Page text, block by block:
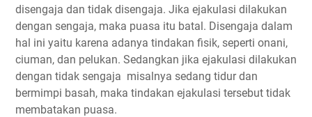
disengaja dan tidak disengaja. Jika ejakulasi dilakukan
dengan sengaja, maka puasa itu batal. Disengaja dalam
hal ini yaitu karena adanya tindakan fisik, seperti onani,
ciuman, dan pelukan. Sedangkan jika ejakulasi dilakukan
dengan tidak sengaja misalnya sedang tidur dan
bermimpi basah, maka tindakan ejakulasi tersebut tidak
membatakan puasa.